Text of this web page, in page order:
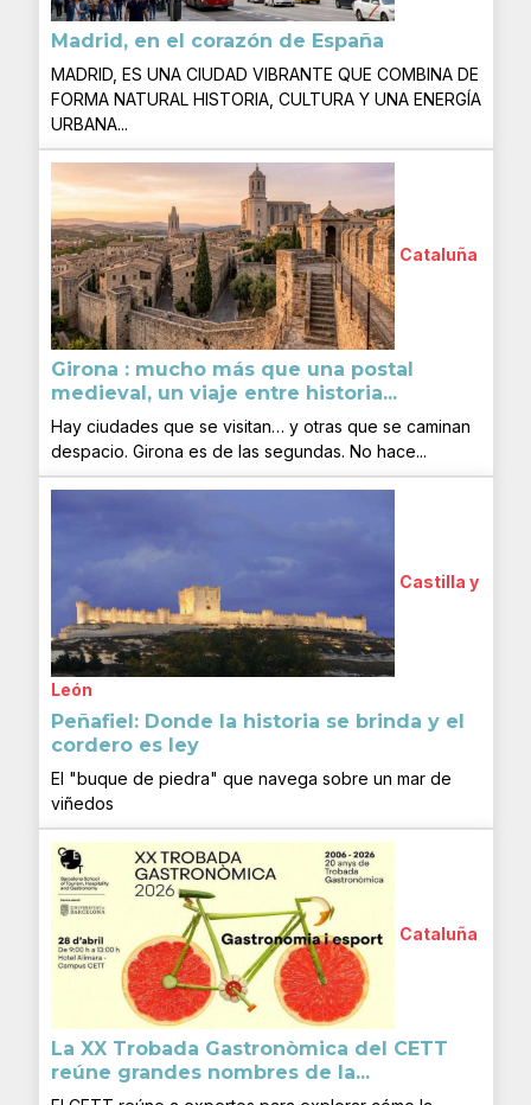
Madrid, en el corazón de España
MADRID, ES UNA CIUDAD VIBRANTE QUE COMBINA DE
FORMA NATURAL HISTORIA, CULTURA Y UNA ENERGÍA
URBANA...
Cataluña
Girona : mucho más que una postal
medieval, un viaje entre historia...
Hay ciudades que se visitan… y otras que se caminan
despacio. Girona es de las segundas. No hace...
Castilla y
León
Peñafiel: Donde la historia se brinda y el
cordero es ley
El "buque de piedra" que navega sobre un mar de
viñedos
Cataluña
La XX Trobada Gastronòmica del CETT
reúne grandes nombres de la...